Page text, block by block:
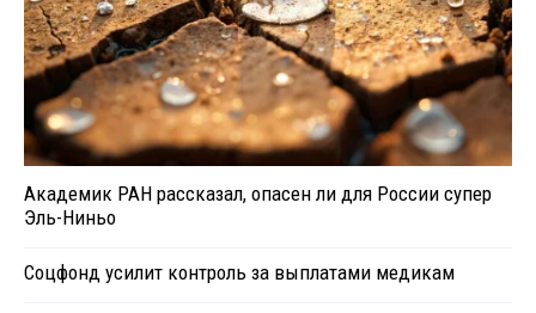
Академик РАН рассказал, опасен ли для России супер
Эль-Ниньо
Соцфонд усилит контроль за выплатами медикам